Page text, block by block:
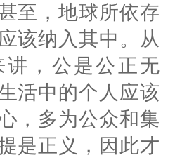
至，地球所依存
该纳入其中。从
讲，公是公正无
活中的个人应该
，多为公众和集
是正义，因此才